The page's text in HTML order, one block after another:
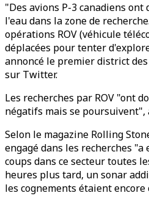
"Des avions P-3 canadiens ont
l'eau dans la zone de
opérations ROV (véhicule
déplacées pour tenter
annoncé le premier district
sur Twitter.
Les recherches par ROV "ont
négatifs mais se poursuivent",
Selon le magazine Rolling
engagé dans les recherches
coups dans ce secteur toutes
heures plus tard, un sonar
les cognements étaient encore